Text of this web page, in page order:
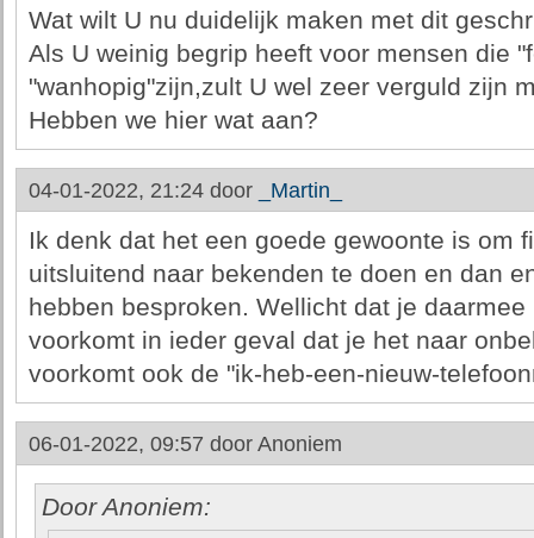
Wat wilt U nu duidelijk maken met dit
Als U weinig begrip heeft voor mensen die
"wanhopig"zijn,zult U wel zeer verguld zijn
Hebben we hier wat aan?
04-01-2022, 21:24 door _Martin_
Ik denk dat het een goede gewoonte is om
uitsluitend naar bekenden te doen en dan
hebben besproken. Wellicht dat je
voorkomt in ieder geval dat je het naar
voorkomt ook de "ik-heb-een-nieuw-
06-01-2022, 09:57 door Anoniem
Door Anoniem: